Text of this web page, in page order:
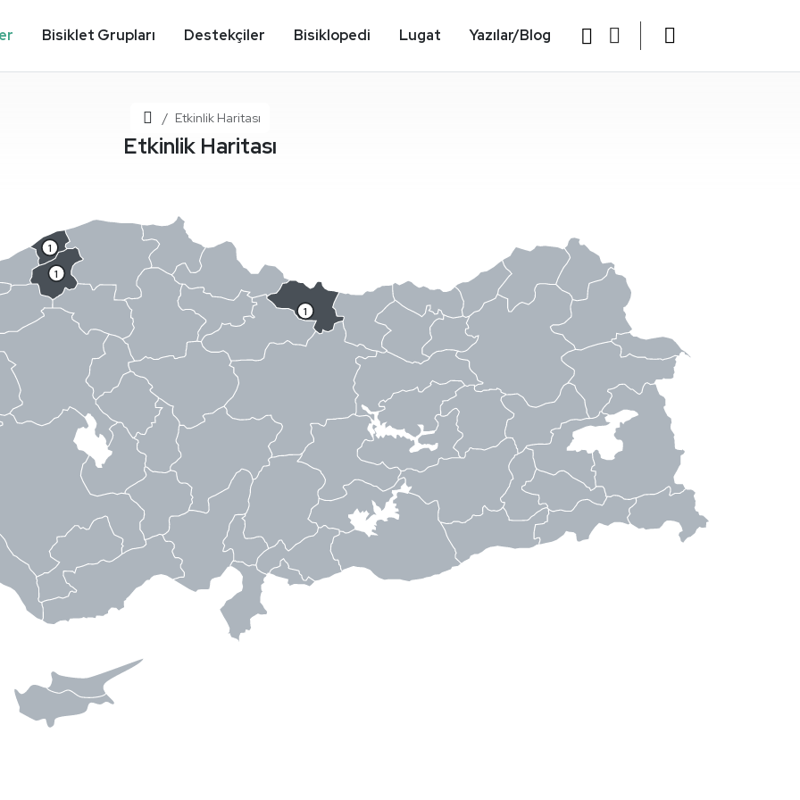
Bisiklet Grupları Destekçiler Bisiklopedi Lugat Yazılar/Blog
Ana SayfaEtkinlik Haritası
Etkinlik Haritası
1
1
1